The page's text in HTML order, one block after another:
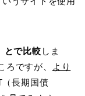
とで比較 しま
ですが、
より
（長期国債